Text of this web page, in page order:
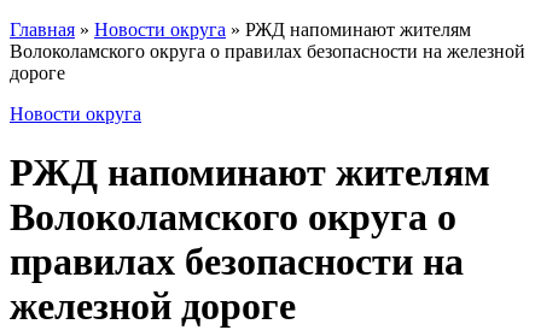
Главная » Новости округа » РЖД напоминают жителям
Волоколамского округа о правилах безопасности на железной
дороге
Новости округа
РЖД напоминают жителям
Волоколамского округа о
правилах безопасности на
железной дороге